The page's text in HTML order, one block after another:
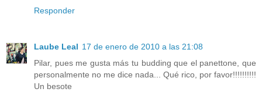
Responder
Laube Leal 17 de enero de 2010 a las 21:08
Pilar, pues me gusta más tu budding que el panettone, que
personalmente no me dice nada... Qué rico, por favor!!!!!!!!!!
Un besote